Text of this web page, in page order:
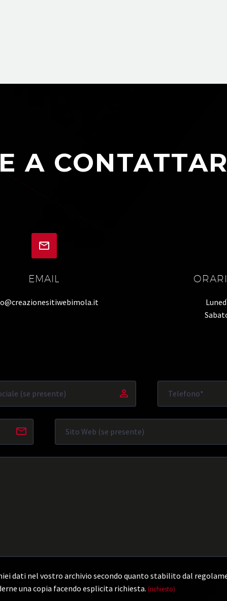
A


EMAIL
dati nel vostro archivio secondo quanto stabilito dal
una copia facendo esplicita richiesta. (richiesto)